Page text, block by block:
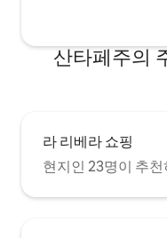
산타페주의
라 리베라 쇼핑
현지인 23명이 추천